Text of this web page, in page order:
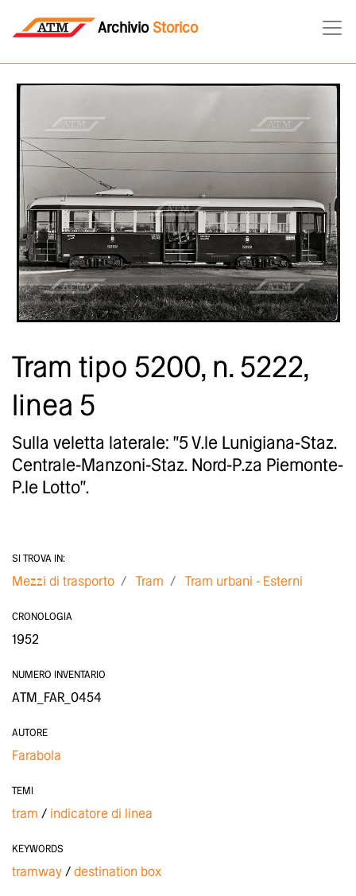
Archivio Storico
Tram tipo 5200, n. 5222,
linea 5
Sulla veletta laterale: "5 V.le Lunigiana-Staz.
Centrale-Manzoni-Staz. Nord-P.za Piemonte-
P.le Lotto".
SI TROVA IN:
Mezzi di trasporto Tram Tram urbani - Esterni
CRONOLOGIA
1952
NUMERO INVENTARIO
ATM_FAR_0454
AUTORE
Farabola
TEMI
tram indicatore di linea
KEYWORDS
tramway destination box